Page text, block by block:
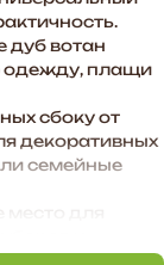
дуб вотан
одежду, плащи
сбоку от
декоративных
семейные